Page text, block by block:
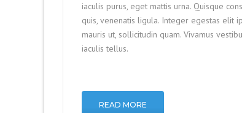
iaculis purus, eget mattis urna. Quisque
quis, venenatis ligula. Integer egestas elit
mauris ut, sollicitudin quam. Vivamus
iaculis tellus.
READ MORE